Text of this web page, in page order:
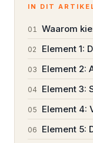
IN DIT
01 Waarom
02 Element 1:
03 Element 2:
04 Element 3:
05 Element 4:
06 Element 5: